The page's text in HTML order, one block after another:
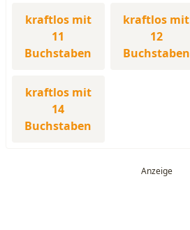
kraftlos mit
11
Buchstaben
kraftlos mit
12
Buchstaben
kraftlos mit
14
Buchstaben